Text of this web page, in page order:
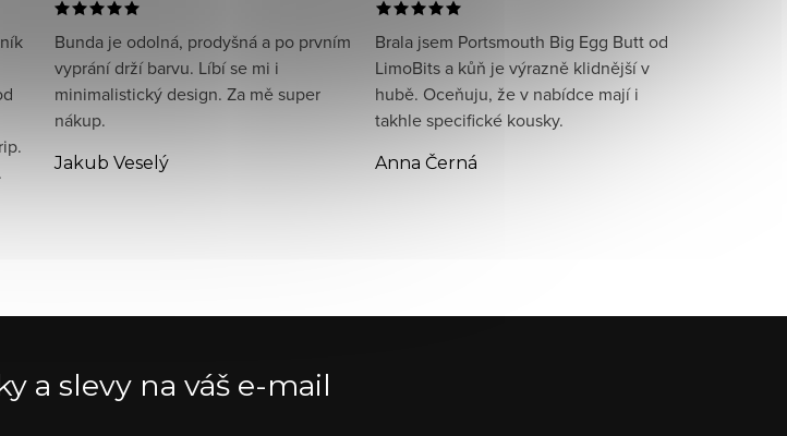
Bunda je odolná, prodyšná a po prvním
vyprání drží barvu. Líbí se mi i
minimalistický design. Za mě super
nákup.
Jakub Veselý
Brala jsem Portsmouth Big Egg Butt od
LimoBits a kůň je výrazně klidnější v
hubě. Oceňuju, že v nabídce mají i
takhle specifické kousky.
Anna Černá
a slevy na váš e-mail